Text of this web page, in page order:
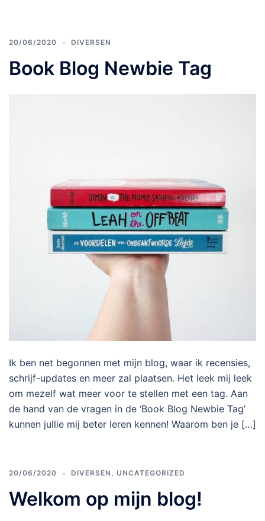
20/06/2020 DIVERSEN
Book Blog Newbie Tag
Ik ben net begonnen met mijn blog, waar ik recensies,
schrijf-updates en meer zal plaatsen. Het leek mij leek
om mezelf wat meer voor te stellen met een tag. Aan
de hand van de vragen in de ‘Book Blog Newbie Tag’
kunnen jullie mij beter leren kennen! Waarom ben je […]
20/06/2020 DIVERSEN UNCATEGORIZED
Welkom op mijn blog!